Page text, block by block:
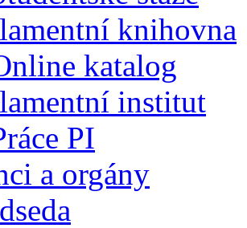
knihovna
katalog
institut
PI
a orgány